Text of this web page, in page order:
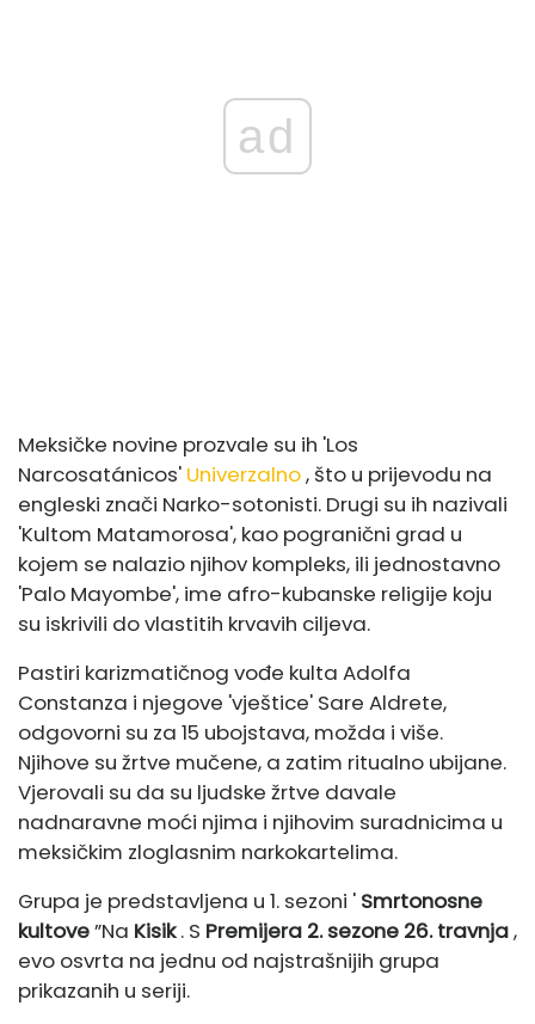
ad
Meksičke novine prozvale su ih 'Los
Narcosatánicos' Univerzalno, što u prijevodu na
engleski znači Narko-sotonisti. Drugi su ih nazivali
'Kultom Matamorosa', kao pogranični grad u
kojem se nalazio njihov kompleks, ili jednostavno
'Palo Mayombe', ime afro-kubanske religije koju
su iskrivili do vlastitih krvavih ciljeva.
Pastiri karizmatičnog vođe kulta Adolfa
Constanza i njegove 'vještice' Sare Aldrete,
odgovorni su za 15 ubojstava, možda i više.
Njihove su žrtve mučene, a zatim ritualno ubijane.
Vjerovali su da su ljudske žrtve davale
nadnaravne moći njima i njihovim suradnicima u
meksičkim zloglasnim narkokartelima.
Grupa je predstavljena u 1. sezoni ' Smrtonosne
kultove”Na Kisik. S Premijera 2. sezone 26. travnja,
evo osvrta na jednu od najstrašnijih grupa
prikazanih u seriji.